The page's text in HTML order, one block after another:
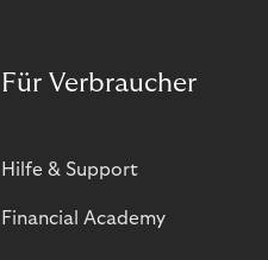
Für Verbraucher
Hilfe & Support
Financial Academy